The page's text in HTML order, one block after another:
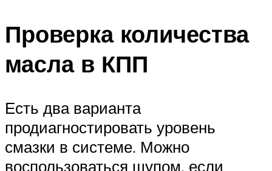
Проверка количества
масла в КПП
Есть два варианта
продиагностировать уровень
смазки в системе. Можно
воспользоваться щупом, если